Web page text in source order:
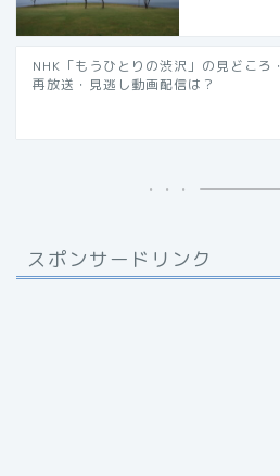
NHK「もうひとりの渋沢」の見どころ・
再放送・見逃し動画配信は？
スポンサードリンク